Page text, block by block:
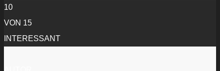
10
VON 15
INTERESSANT